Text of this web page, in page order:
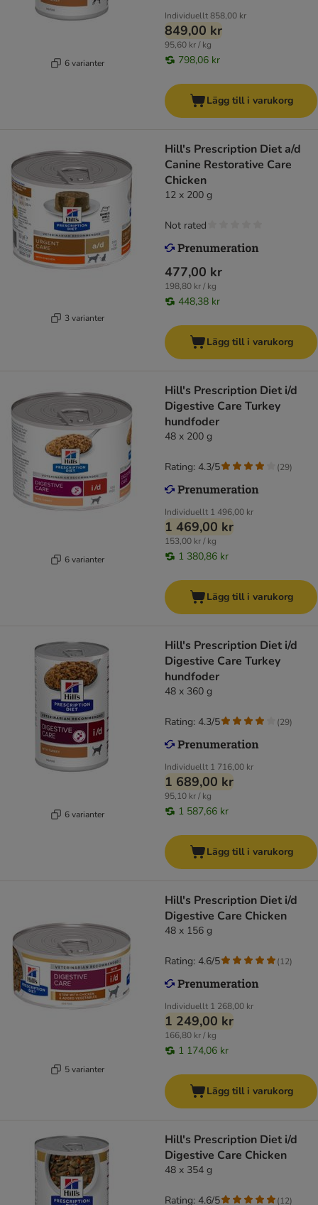
6 varianter
Individuellt858,00 kr
849,00 kr
95,60 kr / kg
798,06 kr
Lägg till i varukorg
3 varianter
Hill's Prescription Diet a/d
Canine Restorative Care
Chicken
12 x 200 g
477,00 kr
198,80 kr / kg
448,38 kr
Not rated
Lägg till i varukorg
6 varianter
Hill's Prescription Diet i/d
Digestive Care Turkey
hundfoder
48 x 200 g
Individuellt 1 496,00 kr
1 469,00 kr
153,00 kr / kg
1 380,86 kr
Rating: 4.3/5 (29)
Lägg till i varukorg
6 varianter
Hill's Prescription Diet i/d
Digestive Care Turkey
hundfoder
48 x 360 g
Individuellt 1 716,00 kr
1 689,00 kr
95,10 kr / kg
1 587,66 kr
Rating: 4.3/5 (29)
Lägg till i varukorg
5 varianter
Hill's Prescription Diet i/d
Digestive Care Chicken
48 x 156 g
Individuellt 1 268,00 kr
1 249,00 kr
166,80 kr / kg
1 174,06 kr
Rating: 4.6/5 (12)
Lägg till i varukorg
Hill's Prescription Diet i/d
Digestive Care Chicken
48 x 354 g
Rating: 4.6/5 (12)